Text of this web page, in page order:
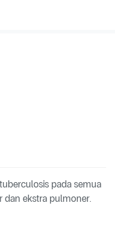
pada semua
dan ekstra pulmoner.